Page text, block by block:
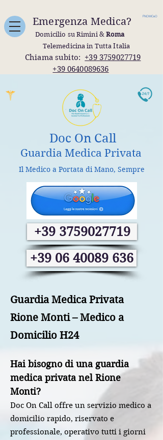
Doc On Call
Guardia Medica Privata
+39 3759027719
Emergenza Medica?
Domicilio su Rimini &Roma
Telemedicina in Tutta Italia
Chiama subito: +39 3759027719
+39 0640089636
FNOMCeO
Il Medico a Portata di Mano, Sempre
+39 06 40089 636
Guardia Medica Privata
Rione Monti – Medico a
Domicilio H24
Hai bisogno di una guardia
medica privata nel Rione
Monti?
Doc On Call offre un servizio medico a
domicilio rapido, riservato e
professionale, operativo tutti i giorni